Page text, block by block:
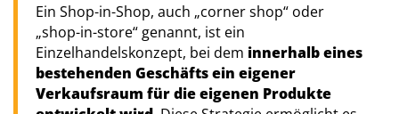
Ein Shop-in-Shop, auch „corner shop“ oder
„shop-in-store“ genannt, ist ein
Einzelhandelskonzept, bei dem innerhalb eines
bestehenden Geschäfts ein eigener
Verkaufsraum für die eigenen Produkte